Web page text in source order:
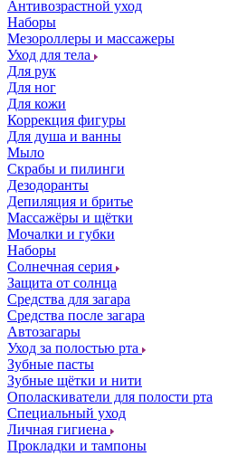
Антивозрастной уход
Наборы
Мезороллеры и массажеры
Уход для тела
Для рук
Для ног
Для кожи
Коррекция фигуры
Для душа и ванны
Мыло
Скрабы и пилинги
Дезодоранты
Депиляция и бритье
Массажёры и щётки
Мочалки и губки
Наборы
Солнечная серия
Защита от солнца
Средства для загара
Средства после загара
Автозагары
Уход за полостью рта
Зубные пасты
Зубные щётки и нити
Ополаскиватели для полости рта
Специальный уход
Личная гигиена
Прокладки и тампоны